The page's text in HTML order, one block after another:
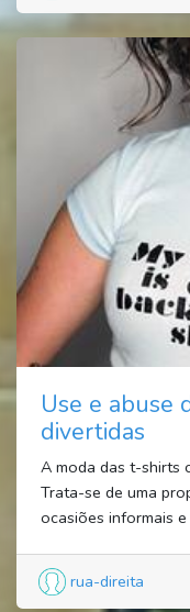
Use e abuse
divertidas
A moda das t-shirts
Trata-se de uma
ocasiões informais e
rua-direita